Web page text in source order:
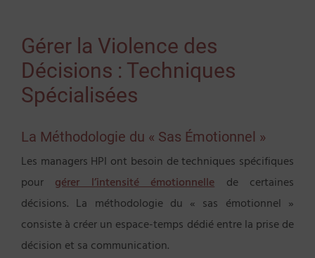
Gérer la Violence des
Décisions : Techniques
Spécialisées
La Méthodologie du « Sas Émotionnel »
Les managers HPI ont besoin de techniques spécifiques
pour gérer l’intensité émotionnelle de certaines
décisions. La méthodologie du « sas émotionnel »
consiste à créer un espace-temps dédié entre la prise de
décision et sa communication.